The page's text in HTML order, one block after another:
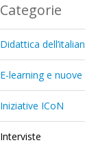
Categorie
Didattica
E-learning e
Iniziative ICoN
Interviste